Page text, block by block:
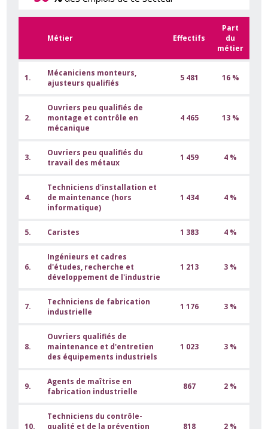
Métier Effectifs
Part
du
métier
1.
Mécaniciens monteurs,
ajusteurs qualifiés
5 481 16 %
2.
Ouvriers peu qualifiés de
montage et contrôle en
mécanique
4 465 13 %
3.
Ouvriers peu qualifiés du
travail des métaux
1 459 4 %
4.
Techniciens d'installation et
de maintenance (hors
informatique)
1 434 4 %
5. Caristes 1 383 4 %
6.
Ingénieurs et cadres
d'études, recherche et
développement de l'industrie
1 213 3 %
7.
Techniciens de fabrication
industrielle
1 176 3 %
8.
Ouvriers qualifiés de
maintenance et d'entretien
des équipements industriels
1 023 3 %
9.
Agents de maîtrise en
fabrication industrielle
867 2 %
10.
Techniciens du contrôle-
qualité et de la prévention
818 2 %